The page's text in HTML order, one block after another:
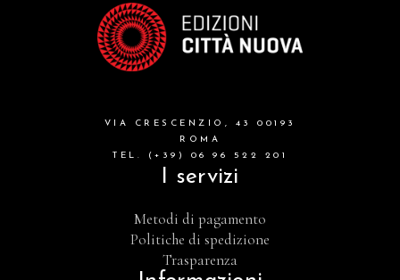
VIA CRESCENZIO, 43 00193
ROMA
TEL. (+39) 06 96 522 201
I servizi
Metodi di pagamento
Politiche di spedizione
Trasparenza